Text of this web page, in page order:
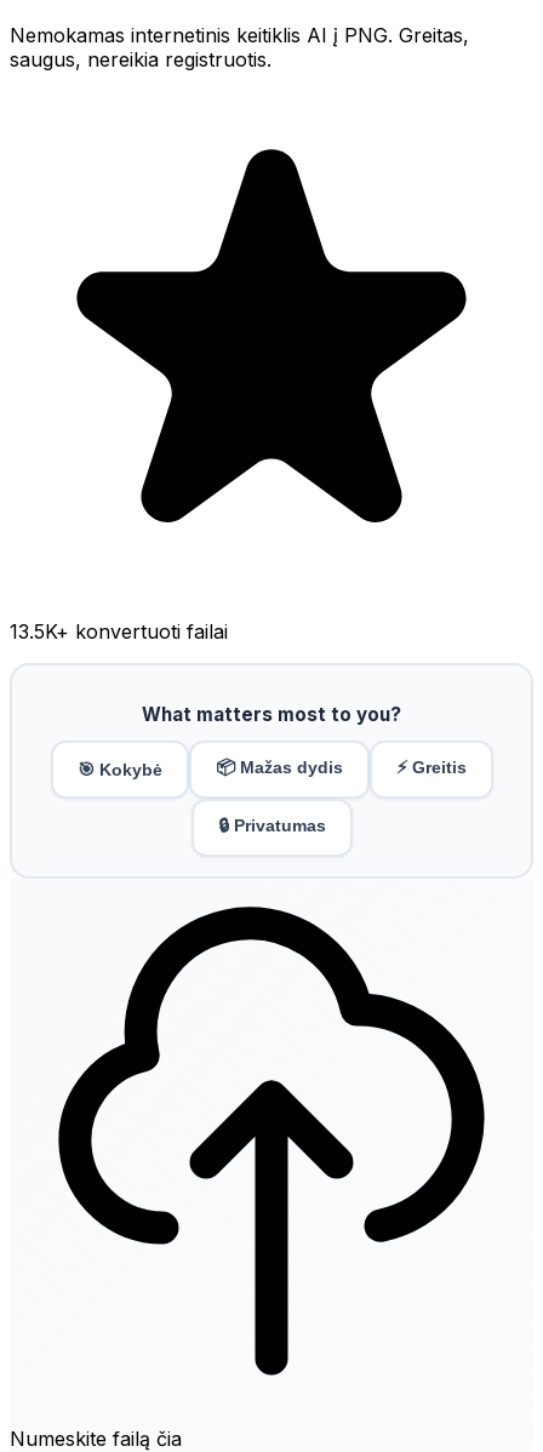
Nemokamas internetinis keitiklis AI į PNG. Greitas,
saugus, nereikia registruotis.
13.5K+ konvertuoti failai
What matters most to you?
🎯 Kokybė 📦 Mažas dydis ⚡ Greitis
🔒 Privatumas
Numeskite failą čia